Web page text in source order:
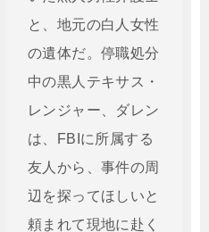
と、地元の白人女性
の遺体だ。停職処分
中の黒人テキサス・
レンジャー、ダレン
は、FBIに所属する
友人から、事件の周
辺を探ってほしいと
頼まれて現地に赴く